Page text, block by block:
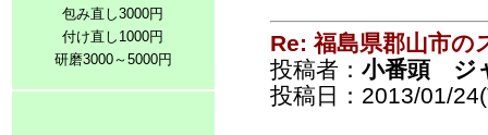
包み直し3000円
付け直し1000円
研磨3000～5000円
Re: 福島県郡山市の
投稿者： 小番頭 ジ
投稿日：2013/01/